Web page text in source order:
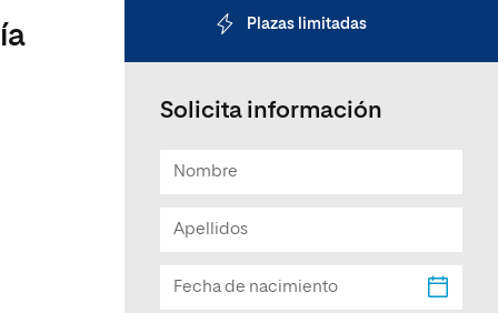
Plazas limitadas
Solicita información